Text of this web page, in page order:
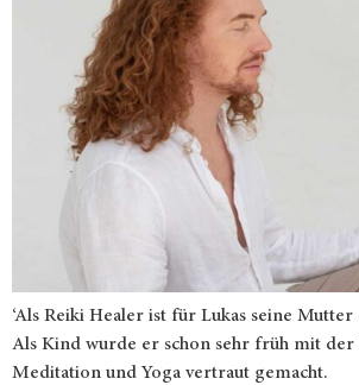
‘Als Reiki Healer ist für Lukas seine
Als Kind wurde er schon sehr früh mit der
Meditation und Yoga vertraut gemacht.